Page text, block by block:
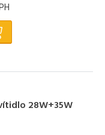
28W+35W